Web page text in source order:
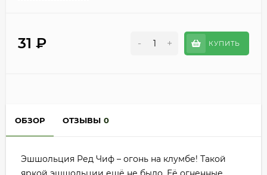
31 ₽ - + КУПИТЬ
ОБЗОР ОТЗЫВЫ 0
Эшшольция Ред Чиф – огонь на клумбе! Такой